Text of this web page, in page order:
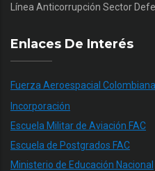
Línea Anticorrupción Sector
Enlaces De Interés
Fuerza Aeroespacial Colombiana
Incorporación
Escuela Militar de Aviación FAC
Escuela de Postgrados FAC
Ministerio de Educación Nacional